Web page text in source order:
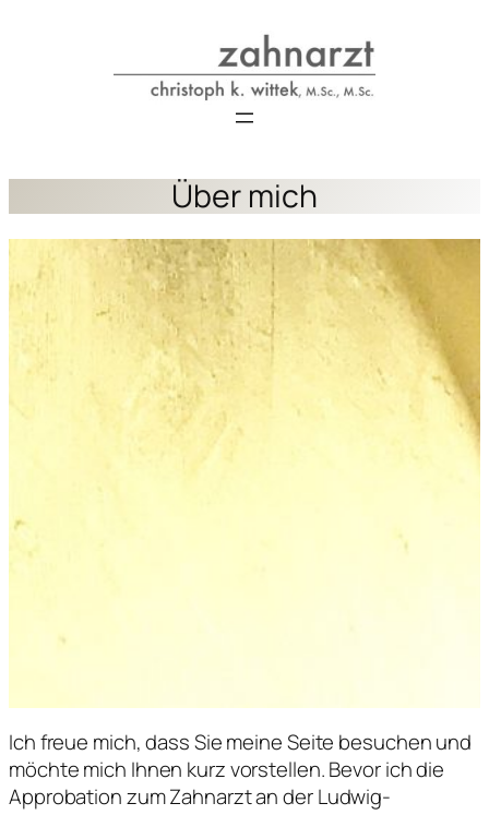
Über mich
Ich freue mich, dass Sie meine Seite besuchen und
möchte mich Ihnen kurz vorstellen. Bevor ich die
Approbation zum Zahnarzt an der Ludwig-